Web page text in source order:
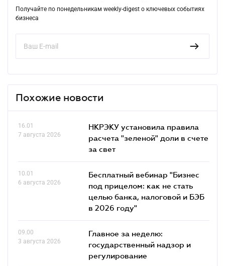
Получайте по понедельникам weekly-digest о ключевых событиях
бизнеса
Похожие новости
16.01
7 августа 2026
НКРЭКУ установила правила
расчета "зеленой" доли в счете
за свет
10.01
6 августа 2026
Бесплатный вебинар "Бизнес
под прицелом: как не стать
целью банка, налоговой и БЭБ
в 2026 году"
09.00
3 августа 2026
Главное за неделю:
государственный надзор и
регулирование